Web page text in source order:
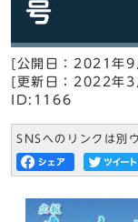
号
[公開日：2021年9
[更新日：2022年3
ID:1166
SNSへのリンクは別